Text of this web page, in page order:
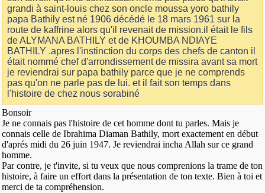
grandi à saint-louis chez son oncle moussa yoro bathily
papa Bathily est né 1906 décédé le 18 mars 1961 sur la
route de kaffrine alors qu'il revenait de mission.il était le fils
de ALYMANA BATHILY et de KHOUMBA NDIAYE
BATHILY .apres l'instinction du corps des chefs de canton il
était nommé chef d'arrondissement de missira avant sa mort
je reviendrai sur papa bathily parce que je ne comprends
pas qu'on ne parle pas de lui. et il fait son temps dans
l'histoire de chez nous sorabiné
Bonsoir
Je ne connais pas l'histoire de cet homme dont tu parles. Mais je
connais celle de Ibrahima Diaman Bathily, mort exactement en début
d'aprés midi du 26 juin 1947. Je reviendrai incha Allah sur ce grand
homme.
Par contre, je t'invite, si tu veux que nous comprenions la trame de ton
histoire, à faire un effort dans la présentation de ton texte. Bien à toi et
merci de ta compréhension.